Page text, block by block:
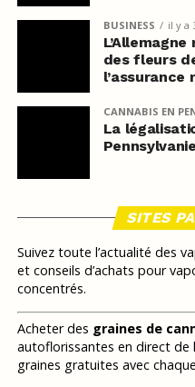
BUSINESS il y a
des fleurs
l’assurance
CANNABIS EN
La
SITES
Suivez toute l’actualité des
et conseils d’achats pour
concentrés.
Acheter des graines de
autoflorissantes en direct de
graines gratuites avec